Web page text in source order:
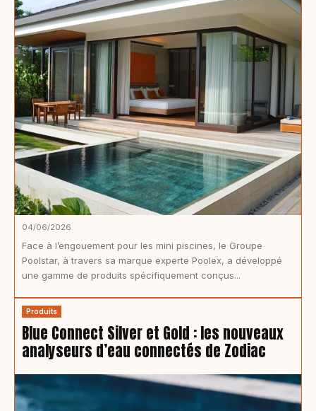
04/06/2026
Face à l’engouement pour les mini piscines, le Groupe
Poolstar, à travers sa marque experte Poolex, a développé
une gamme de produits spécifiquement conçus...
Produits
Blue Connect Silver et Gold : les nouveaux
analyseurs d’eau connectés de Zodiac